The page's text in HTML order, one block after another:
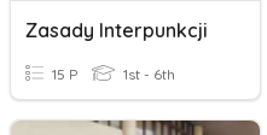
Zasady Interpunkcji
15 P 1st - 6th